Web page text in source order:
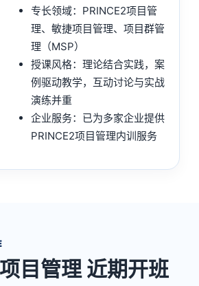
专长领域：PRINCE2项目管
理、敏捷项目管理、项目群管
理（MSP）
授课风格：理论结合实践，案
例驱动教学，互动讨论与实战
演练并重
企业服务：已为多家企业提供
PRINCE2项目管理内训服务
目管理 近期开班